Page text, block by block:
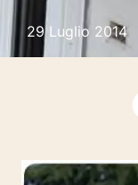
29 Luglio 2014